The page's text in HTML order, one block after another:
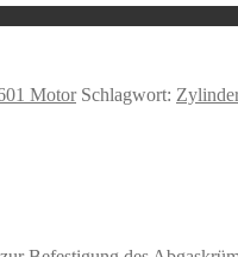
Motor Schlagwort: